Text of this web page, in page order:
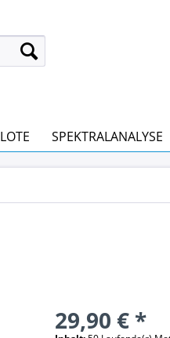
SPEKTRALANALYSE
29,90 € *